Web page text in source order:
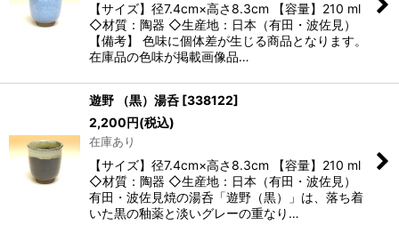
【サイズ】径7.4cm×高さ8.3cm 【容量】210 ml
◇材質：陶器 ◇生産地：日本（有田・波佐見）
【備考】 色味に個体差が生じる商品となります。
在庫品の色味が掲載画像品…
遊野 （黒）湯呑 [338122]
2,200円(税込)
在庫あり
【サイズ】径7.4cm×高さ8.3cm 【容量】210 ml
◇材質：陶器 ◇生産地：日本（有田・波佐見）
有田・波佐見焼の湯呑「遊野（黒）」は、落ち着
いた黒の釉薬と淡いグレーの重なり…